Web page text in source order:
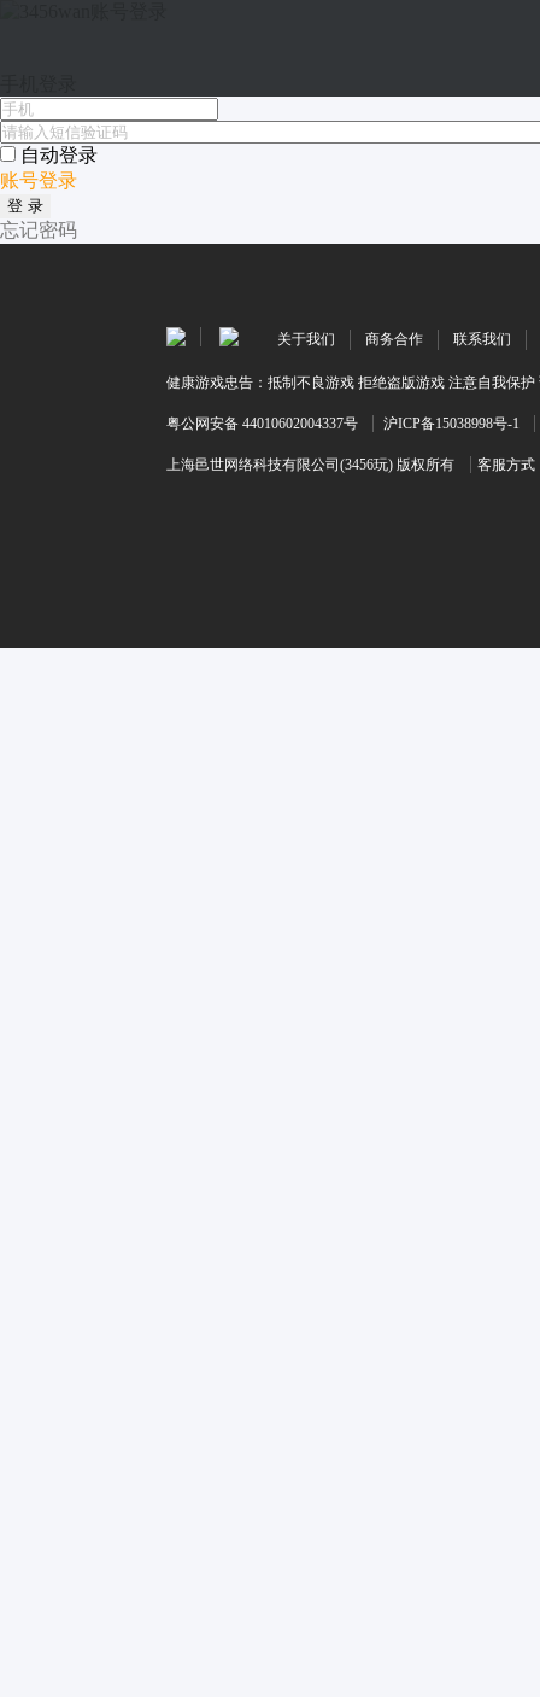
自动登录
账号登录
登 录
忘记密码
关于我们 商务合作 联系我们
健康游戏忠告：抵制不良游戏 拒绝盗版游戏 注意自我保
粤公网安备 44010602004337号 沪ICP备15038998号-1
上海邑世网络科技有限公司(3456玩) 版权所有 客服方式